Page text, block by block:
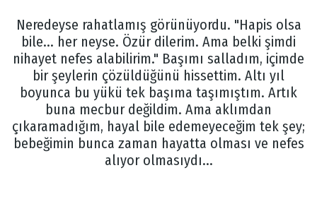
Neredeyse rahatlamış görünüyordu. "Hapis olsa
bile... her neyse. Özür dilerim. Ama belki şimdi
nihayet nefes alabilirim." Başımı salladım, içimde
bir şeylerin çözüldüğünü hissettim. Altı yıl
boyunca bu yükü tek başıma taşımıştım. Artık
buna mecbur değildim. Ama aklımdan
çıkaramadığım, hayal bile edemeyeceğim tek şey;
bebeğimin bunca zaman hayatta olması ve nefes
alıyor olmasıydı...